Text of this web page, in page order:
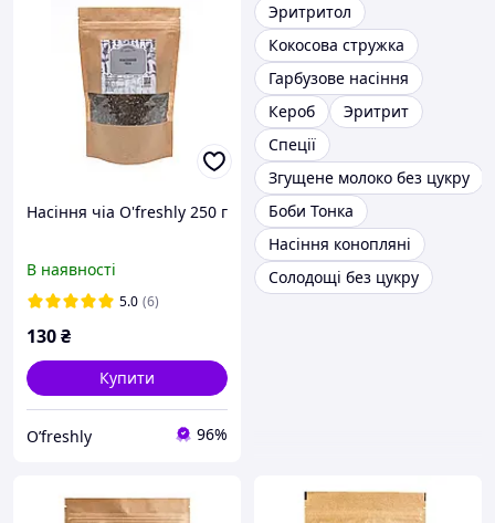
Насіння чіа O'freshly 250 г
В наявності
5.0 (6)
130₴
Купити
O’freshly 96%
Эритритол
Кокосова стружка
Гарбузове насіння
Кероб
Эритрит
Спеції
Згущене молоко без цукру
Боби Тонка
Насіння конопляні
Солодощі без цукру